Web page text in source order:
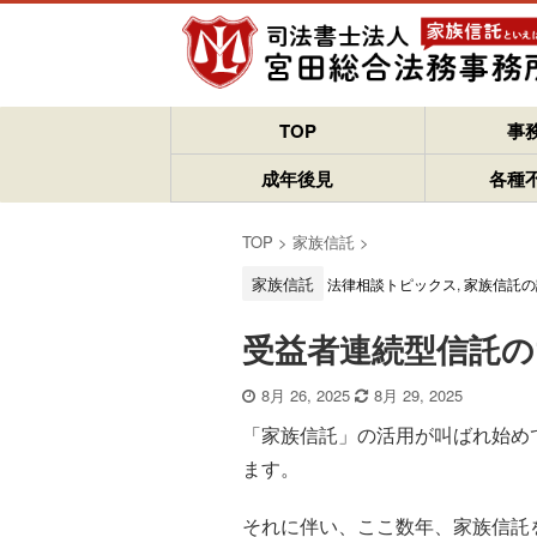
TOP
事
成年後見
各種
TOP > 家族信託 >
家族信託
法律相談トピックス, 家族信託
受益者連続型信託
8月 26, 2025 8月 29, 2025
「家族信託」の活用が叫ばれ始
ます。
それに伴い、ここ数年、家族信